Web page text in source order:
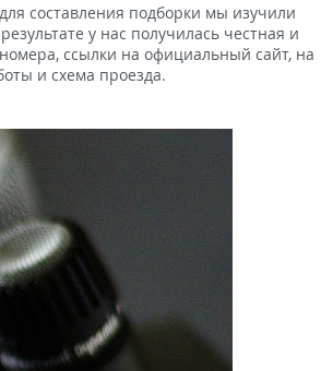
составления подборки мы изучили
у нас получилась честная и
ссылки на официальный сайт, на
и схема проезда.